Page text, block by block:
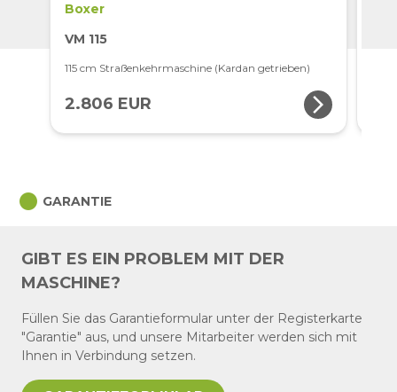
Boxer
VM 115
115 cm Straßenkehrmaschine (Kardan getrieben)
2.806 EUR arrow_forward_ios
circle GARANTIE
GIBT ES EIN PROBLEM MIT DER
MASCHINE?
Füllen Sie das Garantieformular unter der Registerkarte
"Garantie" aus, und unsere Mitarbeiter werden sich mit
Ihnen in Verbindung setzen.